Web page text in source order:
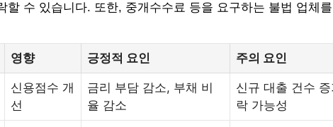
할 수 있습니다. 또한, 중개수수료 등을 요구하는 불법 업체
영향 긍정적 요인 주의 요인
신용점수 개
선
금리 부담 감소, 부채 비
율 감소
신규 대출 건수
락 가능성